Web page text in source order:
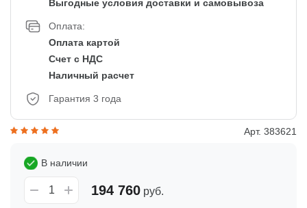
Выгодные условия доставки и самовывоза
Оплата:
Оплата картой
Счет с НДС
Наличный расчет
Гарантия 3 года
Арт. 383621
В наличии
194 760 руб.